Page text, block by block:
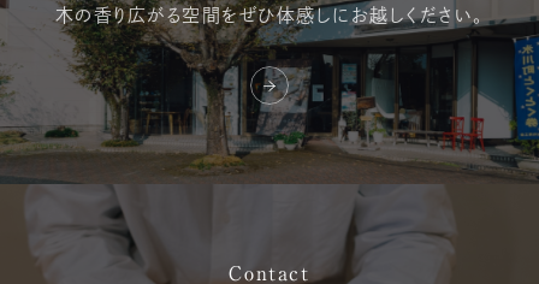
木の香り広がる空間をぜひ体感しにお越しください。
Contact